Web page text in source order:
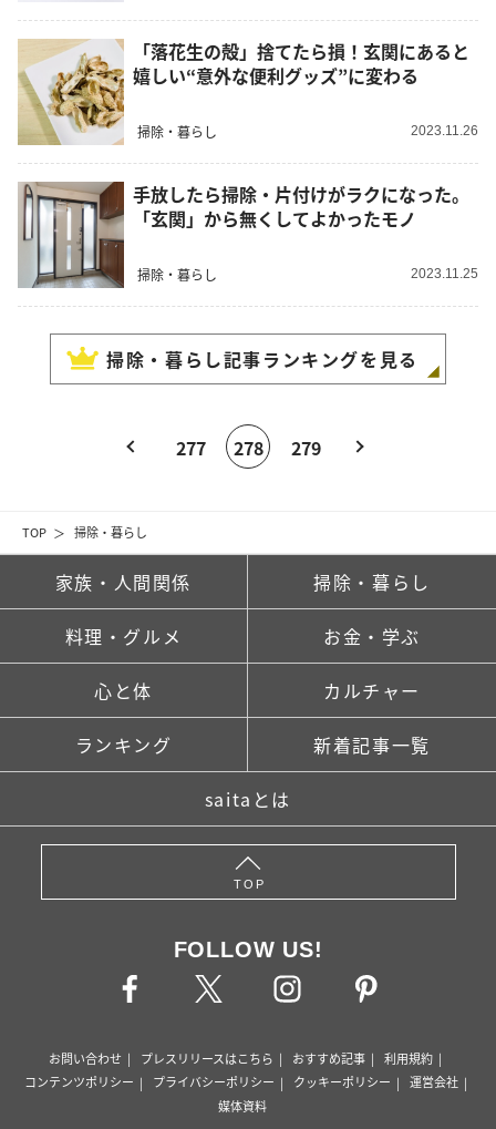
TOP 掃除・暮らし
「落花生の殻」捨てたら損！玄関にあると
嬉しい“意外な便利グッズ”に変わる
掃除・暮らし 2023.11.26
手放したら掃除・片付けがラクになった。
「玄関」から無くしてよかったモノ
掃除・暮らし 2023.11.25
掃除・暮らし記事ランキングを見る
277 278 279
家族・人間関係 掃除・暮らし
料理・グルメ お金・学ぶ
心と体 カルチャー
ランキング 新着記事一覧
saitaとは
TOP
FOLLOW US!
お問い合わせ プレスリリースはこちら おすすめ記事
利用規約
コンテンツポリシー
プライバシーポリシー クッキーポリシー
運営会社
媒体資料